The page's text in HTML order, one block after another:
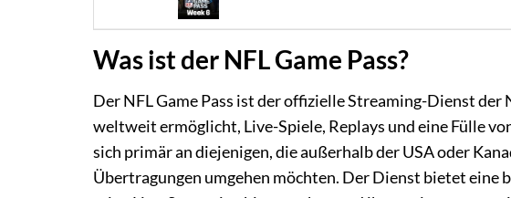
Was ist der NFL Game Pass?
Der NFL Game Pass ist der offizielle Streaming-Dienst der
weltweit ermöglicht, Live-Spiele, Replays und eine Fülle
sich primär an diejenigen, die außerhalb der USA oder
Übertragungen umgehen möchten. Der Dienst bietet eine